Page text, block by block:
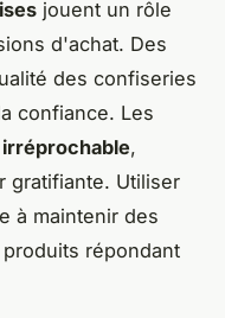
jouent un rôle
d'achat. Des
des confiseries
confiance. Les
irréprochable,
gratifiante. Utiliser
à maintenir des
répondant